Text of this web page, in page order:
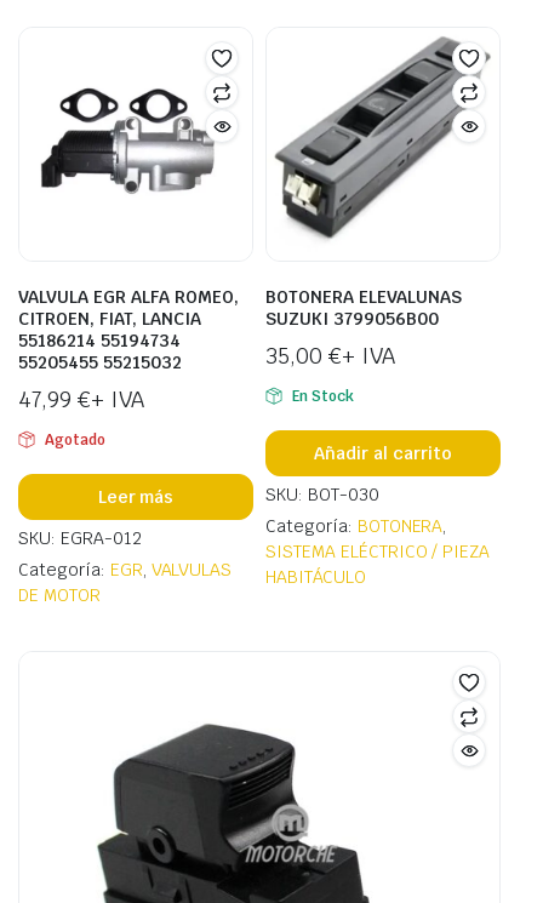
VALVULA EGR ALFA ROMEO,
CITROEN, FIAT, LANCIA
55186214 55194734
55205455 55215032
47,99 €+ IVA
Agotado
Leer más
SKU: EGRA-012
Categoría: EGR, VALVULAS
DE MOTOR
BOTONERA ELEVALUNAS
SUZUKI 3799056B00
35,00 €+ IVA
En Stock
Añadir al carrito
SKU: BOT-030
Categoría: BOTONERA,
SISTEMA ELÉCTRICO / PIEZA
HABITÁCULO